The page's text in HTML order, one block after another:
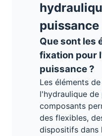
puissance
Que sont les
fixation pour
puissance ?
Les éléments
l'hydraulique de
composants
des flexibles,
dispositifs dans